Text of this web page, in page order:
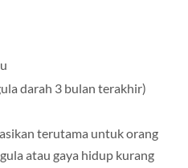
darah 3 bulan terakhir)
terutama untuk orang
atau gaya hidup kurang